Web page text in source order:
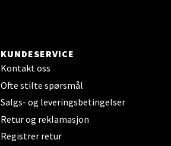
KUNDESERVICE
Kontakt oss
Ofte stilte spørsmål
Salgs- og leveringsbetingelser
Retur og reklamasjon
Registrer retur